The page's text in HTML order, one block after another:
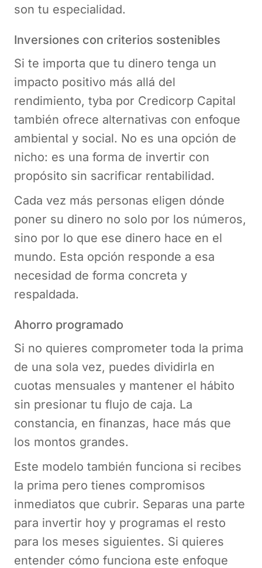
son tu especialidad.
Inversiones con criterios sostenibles
Si te importa que tu dinero tenga un
impacto positivo más allá del
rendimiento, tyba por Credicorp Capital
también ofrece alternativas con enfoque
ambiental y social. No es una opción de
nicho: es una forma de invertir con
propósito sin sacrificar rentabilidad.
Cada vez más personas eligen dónde
poner su dinero no solo por los números,
sino por lo que ese dinero hace en el
mundo. Esta opción responde a esa
necesidad de forma concreta y
respaldada.
Ahorro programado
Si no quieres comprometer toda la prima
de una sola vez, puedes dividirla en
cuotas mensuales y mantener el hábito
sin presionar tu flujo de caja. La
constancia, en finanzas, hace más que
los montos grandes.
Este modelo también funciona si recibes
la prima pero tienes compromisos
inmediatos que cubrir. Separas una parte
para invertir hoy y programas el resto
para los meses siguientes. Si quieres
entender cómo funciona este enfoque